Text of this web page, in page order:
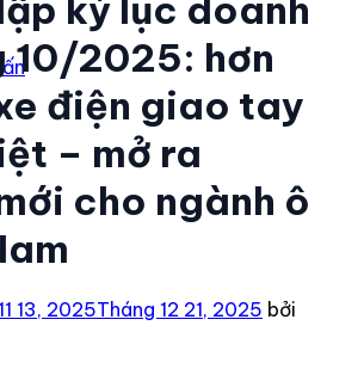
10/2025: hơn
điện giao tay
– mở ra
cho ngành ô
13, 2025Tháng 12 21, 2025 bởi